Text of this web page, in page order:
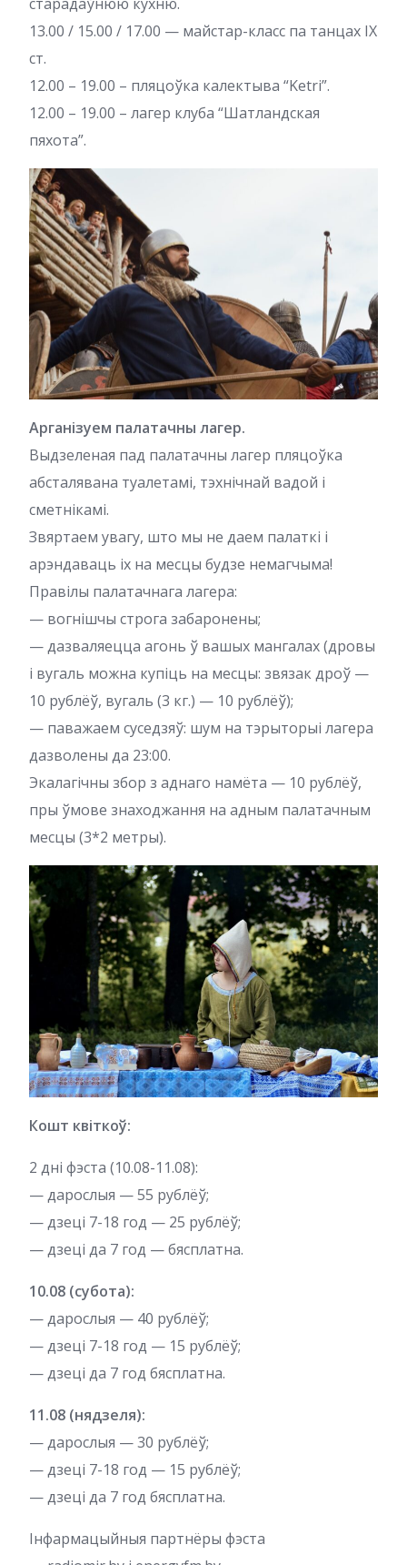
13.00 / 15.00 / 17.00 — майстар-класс па танцах IX
ст.
12.00 – 19.00 – пляцоўка калектыва “Ketri”.
12.00 – 19.00 – лагер клуба “Шатландская
пяхота”.
Арганізуем палатачны лагер.
Выдзеленая пад палатачны лагер пляцоўка
абсталявана туалетамі, тэхнічнай вадой і
сметнікамі.
Звяртаем увагу, што мы не даем палаткі і
арэндаваць іх на месцы будзе немагчыма!
Правілы палатачнага лагера:
— вогнішчы строга забаронены;
— дазваляецца агонь ў вашых мангалах (дровы
і вугаль можна купіць на месцы: звязак дроў —
10 рублёў, вугаль (3 кг.) — 10 рублёў);
— паважаем суседзяў: шум на тэрыторыі лагера
дазволены да 23:00.
Экалагічны збор з аднаго намёта — 10 рублёў,
пры ўмове знаходжання на адным палатачным
месцы (3*2 метры).
Кошт квіткоў:
2 дні фэста (10.08-11.08):
— дарослыя — 55 рублёў;
— дзеці 7-18 год — 25 рублёў;
— дзеці да 7 год — бясплатна.
10.08 (субота):
— дарослыя — 40 рублёў;
— дзеці 7-18 год — 15 рублёў;
— дзеці да 7 год бясплатна.
11.08 (нядзеля):
— дарослыя — 30 рублёў;
— дзеці 7-18 год — 15 рублёў;
— дзеці да 7 год бясплатна.
Інфармацыйныя партнёры фэста